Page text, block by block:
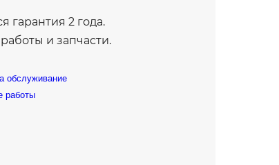
гарантия 2 года.
и запчасти.
обслуживание
работы